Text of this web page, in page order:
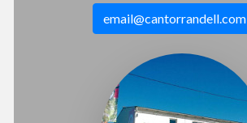
email@cantorrandell.com